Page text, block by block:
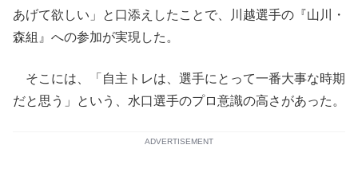
あげて欲しい」と口添えしたことで、川越選手の『山川・
森組』への参加が実現した。
そこには、「自主トレは、選手にとって一番大事な時期
だと思う」という、水口選手のプロ意識の高さがあった。
ADVERTISEMENT